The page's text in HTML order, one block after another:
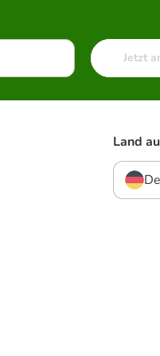
Jetzt
Land